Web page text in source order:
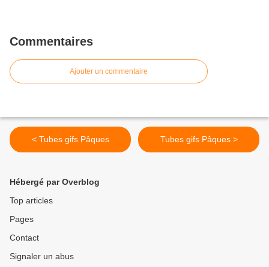
Commentaires
Ajouter un commentaire
< Tubes gifs Pâques Tubes gifs Pâques >
Hébergé par Overblog
Top articles
Pages
Contact
Signaler un abus